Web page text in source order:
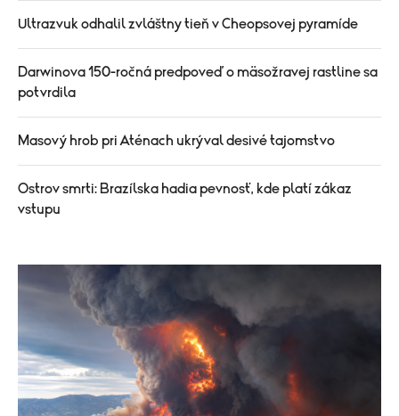
Ultrazvuk odhalil zvláštny tieň v Cheopsovej pyramíde
Darwinova 150-ročná predpoveď o mäsožravej rastline sa
potvrdila
Masový hrob pri Aténach ukrýval desivé tajomstvo
Ostrov smrti: Brazílska hadia pevnosť, kde platí zákaz
vstupu